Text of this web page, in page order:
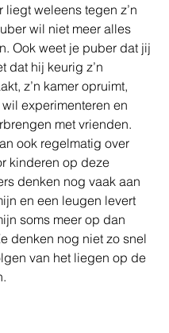
liegt weleens tegen z’n
wil niet meer alles
Ook weet je puber dat jij
dat hij keurig z’n
z’n kamer opruimt,
experimenteren en
met vrienden.
ook regelmatig over
kinderen op deze
denken nog vaak aan
en een leugen levert
soms meer op dan
denken nog niet zo snel
van het liegen op de